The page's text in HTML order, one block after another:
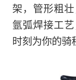
架，管形粗
氩弧焊接工
时刻为你的骑